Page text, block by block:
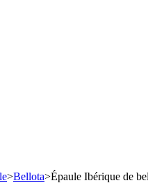
>Bellota>Épaule Ibérique de